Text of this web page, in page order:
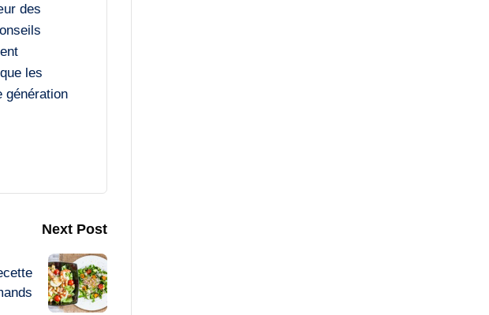
des
les
génération
Next Post